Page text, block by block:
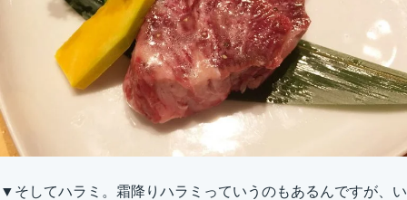
▼そしてハラミ。霜降りハラミっていうのもあるんですが、い